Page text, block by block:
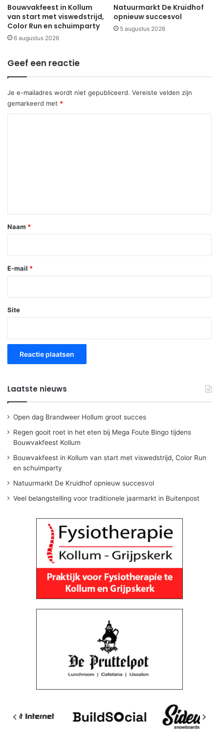
Bouwvakfeest in Kollum
van start met viswedstrijd,
Color Run en schuimparty
6 augustus 2026
Natuurmarkt De Kruidhof
opnieuw succesvol
5 augustus 2026
Geef een reactie
Je e-mailadres wordt niet gepubliceerd. Vereiste velden zijn
gemarkeerd met *
*
Naam *
E-mail *
Site
Laatste nieuws
Open dag Brandweer Hollum groot succes
Regen gooit roet in het eten bij Mega Foute Bingo tijdens
Bouwvakfeest Kollum
Bouwvakfeest in Kollum van start met viswedstrijd, Color Run
en schuimparty
Natuurmarkt De Kruidhof opnieuw succesvol
Veel belangstelling voor traditionele jaarmarkt in Buitenpost